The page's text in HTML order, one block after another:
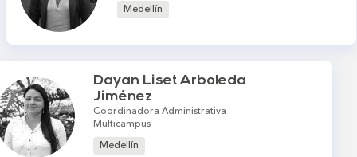
Medellín
Dayan Liset Arboleda
Jiménez
Coordinadora Administrativa
Multicampus
Medellín